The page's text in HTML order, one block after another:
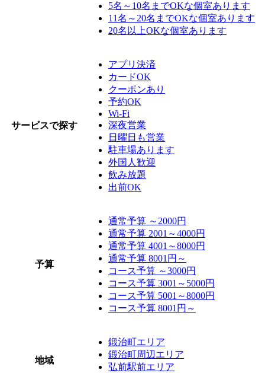
5名～10名までOKな個室あります
11名～20名までOKな個室あります
20名以上OKな個室あります
サービスで探す
アプリ決済
カードOK
クーポンあり
予約OK
Wi-Fi
深夜営業
日曜日も営業
駐車場あります
外国人歓迎
飲み放題
出前OK
予算
通常予算 ～2000円
通常予算 2001～4000円
通常予算 4001～8000円
通常予算 8001円～
コース予算 ～3000円
コース予算 3001～5000円
コース予算 5001～8000円
コース予算 8001円～
地域
鍛治町エリア
鍛治町周辺エリア
弘前駅前エリア